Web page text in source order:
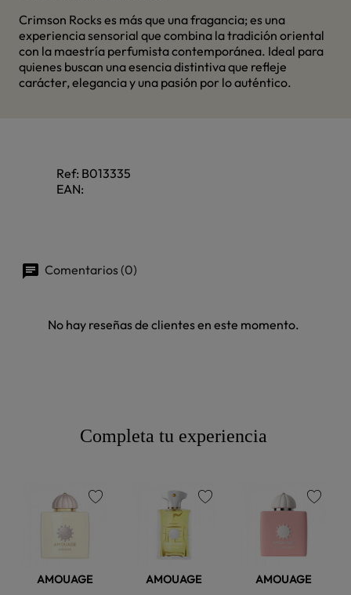
Crimson Rocks es más que una fragancia; es una
experiencia sensorial que combina la tradición oriental
con la maestría perfumista contemporánea. Ideal para
quienes buscan una esencia distintiva que refleje
carácter, elegancia y una pasión por lo auténtico.
Ref: B013335
EAN:
Comentarios (0)
No hay reseñas de clientes en este momento.
Completa tu experiencia
AMOUAGE AMOUAGE AMOUAGE
favorite